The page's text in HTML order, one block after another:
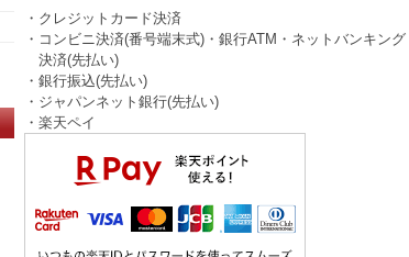
・クレジットカード決済
・コンビニ決済(番号端末式)・銀行ATM・ネットバンキング
決済(先払い)
・銀行振込(先払い)
・ジャパンネット銀行(先払い)
・楽天ペイ